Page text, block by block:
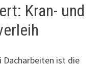
Kran- und
ist die